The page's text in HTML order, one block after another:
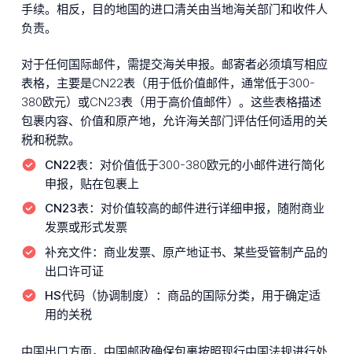
手续。相反，目的地国的进口清关由当地海关部门和收件人
负责。
对于任何国际邮件，需提交海关申报。邮寄者必须填写相应
表格，主要是CN22表（用于低价值邮件，通常低于300-
380欧元）或CN23表（用于高价值邮件）。这些表格描述
包裹内容、价值和原产地，允许海关部门评估任何适用的关
税和税款。
CN22表： 对价值低于300-380欧元的小邮件进行简化
申报，贴在包裹上
CN23表： 对价值较高的邮件进行详细申报，随附商业
发票或形式发票
补充文件： 商业发票、原产地证书、某些受管制产品的
出口许可证
HS代码（协调制度）： 商品的国际分类，用于确定适
用的关税